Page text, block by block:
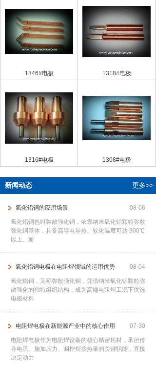
1346#电极 1318#电极
1316#电极 1308#电极
新闻动态 更多>>
08-06
氧化铝铜的应用场景
氧化铝铜也叫弥散强化铜，依靠纳米氧化铝颗粒弥散
强化铜基体，具备高导电导热、软化温度可达 900℃
以上、耐
08-04
氧化铝铜电极在电阻焊领域的运用优势
氧化铝铜，又称弥散强化铜，凭借纳米氧化铝颗粒弥
散强化的独特组织结构，成为高端电阻焊工况下优选
电极材料
07-30
电阻焊电极在新能源产业中的核心作用
电阻焊电极作为电阻焊设备的核心精密耗材，承担传
导电流、施加压力、调控焊接热量的关键职能，直接
决定动力